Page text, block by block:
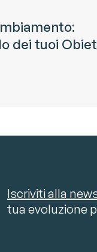
dei tuoi
Iscriviti alla
tua evoluzione